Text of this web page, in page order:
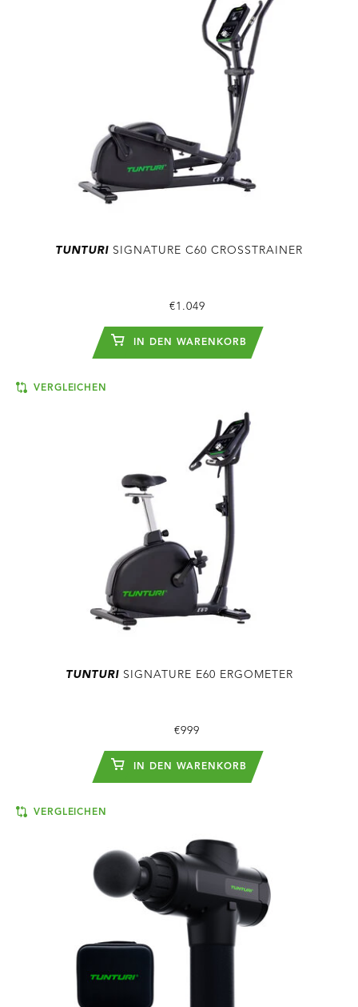
TUNTURI SIGNATURE C60 CROSSTRAINER
€1.049
IN DEN WARENKORB
VERGLEICHEN
TUNTURISIGNATURE E60 ERGOMETER
€999
IN DEN WARENKORB
VERGLEICHEN